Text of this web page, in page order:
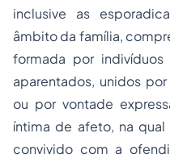
inclusive as
âmbito da família,
formada por
aparentados, unidos
ou por vontade
íntima de afeto, na
convivido com a